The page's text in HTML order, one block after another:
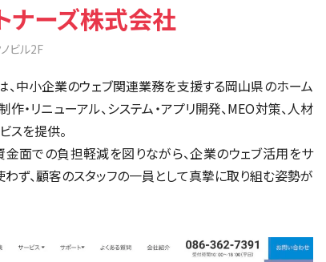
ナーズ株式会社
ビル2F
、中小企業のウェブ関連業務を支援する岡山県のホーム
・リニューアル、システム・アプリ開発、MEO対策、人材
スを提供。
面での負担軽減を図りながら、企業のウェブ活用をサ
ず、顧客のスタッフの一員として真摯に取り組む姿勢が